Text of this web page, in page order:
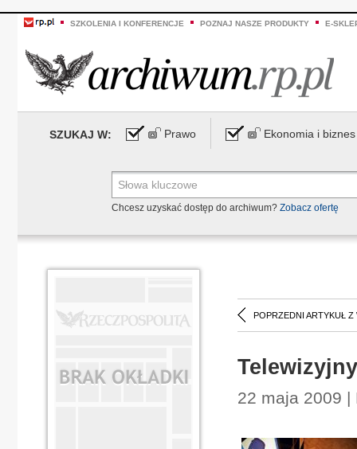
SZKOLENIA I KONFERENCJE POZNAJ NASZE PRODUKTY E-
SZUKAJ W: Prawo Ekonomia i biznes
Chcesz uzyskać dostęp do archiwum? Zobacz ofertę
POPRZEDNI ARTYKUŁ Z
22 maja 2009 |